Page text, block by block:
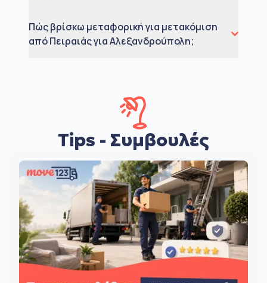
Πώς βρίσκω μεταφορική για μετακόμιση
από Πειραιάς για Αλεξανδρούπολη;
Tips - Συμβουλές